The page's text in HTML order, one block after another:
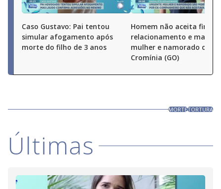
Caso Gustavo: Pai tentou
simular afogamento após
morte do filho de 3 anos
Homem não aceita fim do
relacionamento e mata
mulher e namorado dela
Cromínia (GO)
MORTETORTURA
Últimas